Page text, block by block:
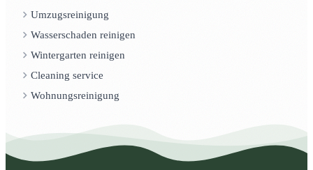
Umzugsreinigung
Wasserschaden reinigen
Wintergarten reinigen
Cleaning service
Wohnungsreinigung